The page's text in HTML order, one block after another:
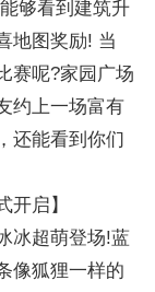
够看到建筑升
地图奖励! 当
赛呢?家园广场
约上一场富有
还能看到你们
启】
超萌登场!蓝
像狐狸一样的